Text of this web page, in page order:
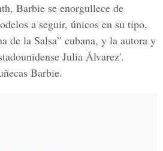
Barbie se enorgullece de
a seguir, únicos en su tipo,
de la Salsa” cubana, y la autora y
Julia Álvarez'.
Barbie.